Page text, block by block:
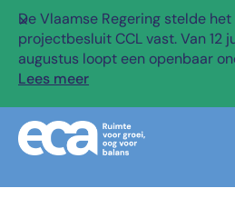
De Vlaamse Regering stelde
projectbesluit CCL vast. Van 12
augustus loopt een openbaar
Lees meer
✕